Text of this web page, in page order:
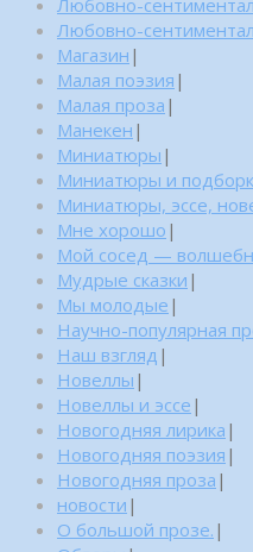
Любовно-
Магазин |
Малая поэзия |
Малая проза |
Манекен |
Миниатюры |
Миниатюры и
Миниатюры, эссе,
Мне хорошо |
Мой сосед —
Мудрые сказки |
Мы молодые |
Научно-популярная
Наш взгляд |
Новеллы |
Новеллы и эссе |
Новогодняя лирика |
Новогодняя поэзия |
Новогодняя проза |
новости |
О большой прозе. |